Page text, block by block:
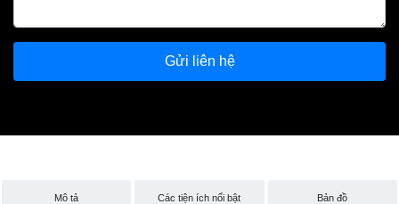
Gửi liên hệ
Mô tả Các tiện ích nổi bật Bản đồ